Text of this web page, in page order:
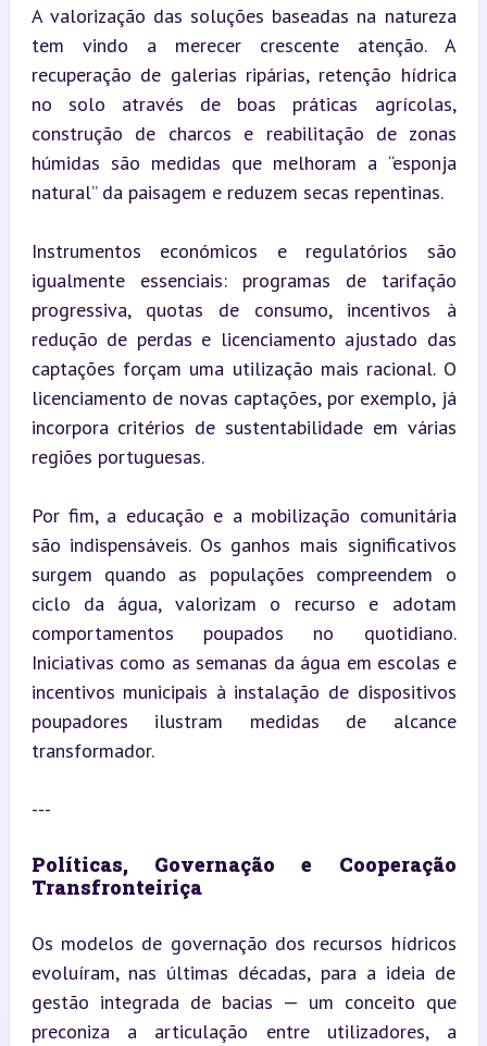
A valorização das soluções baseadas na natureza
tem vindo a merecer crescente atenção. A
recuperação de galerias ripárias, retenção hídrica
no solo através de boas práticas agrícolas,
construção de charcos e reabilitação de zonas
húmidas são medidas que melhoram a “esponja
natural” da paisagem e reduzem secas repentinas.
Instrumentos económicos e regulatórios são
igualmente essenciais: programas de tarifação
progressiva, quotas de consumo, incentivos à
redução de perdas e licenciamento ajustado das
captações forçam uma utilização mais racional. O
licenciamento de novas captações, por exemplo, já
incorpora critérios de sustentabilidade em várias
regiões portuguesas.
Por fim, a educação e a mobilização comunitária
são indispensáveis. Os ganhos mais significativos
surgem quando as populações compreendem o
ciclo da água, valorizam o recurso e adotam
comportamentos poupados no quotidiano.
Iniciativas como as semanas da água em escolas e
incentivos municipais à instalação de dispositivos
poupadores ilustram medidas de alcance
transformador.
---
Políticas, Governação e Cooperação
Transfronteiriça
Os modelos de governação dos recursos hídricos
evoluíram, nas últimas décadas, para a ideia de
gestão integrada de bacias — um conceito que
preconiza a articulação entre utilizadores, a